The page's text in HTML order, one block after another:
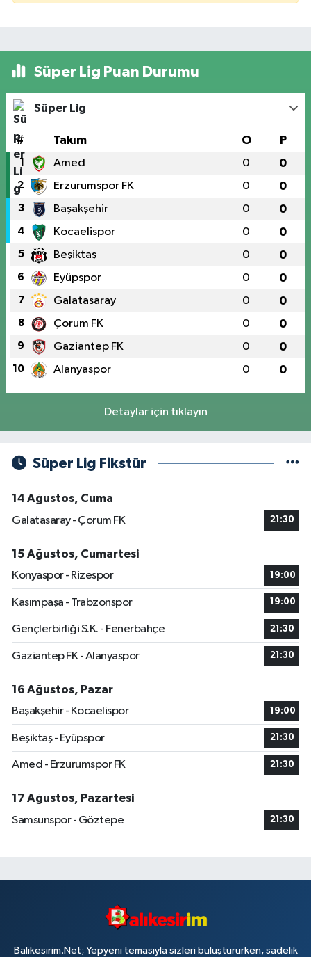
Süper Lig Puan Durumu
Süper Lig
# Takım O P
1 Amed 0 0
2 Erzurumspor FK 0 0
3 Başakşehir 0 0
4 Kocaelispor 0 0
5 Beşiktaş 0 0
6 Eyüpspor 0 0
7 Galatasaray 0 0
8 Çorum FK 0 0
9 Gaziantep FK 0 0
10 Alanyaspor 0 0
Detaylar için tıklayın
Süper Lig Fikstür
14 Ağustos, Cuma
Galatasaray - Çorum FK
21:30
15 Ağustos, Cumartesi
Konyaspor - Rizespor
19:00
Kasımpaşa - Trabzonspor 19:00
Gençlerbirliği S.K. - Fenerbahçe 21:30
Gaziantep FK - Alanyaspor 21:30
16 Ağustos, Pazar
Başakşehir - Kocaelispor
19:00
Beşiktaş - Eyüpspor 21:30
Amed - Erzurumspor FK 21:30
17 Ağustos, Pazartesi
Samsunspor - Göztepe
21:30
Balikesirim.Net; Yepyeni temasıyla sizleri buluştururken, sadelik